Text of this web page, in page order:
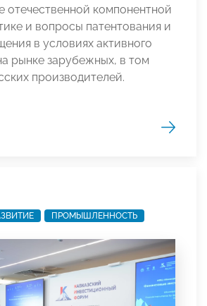
отечественной компонентной
и вопросы патентования и
в условиях активного
рынке зарубежных, в том
производителей.
ПРОМЫШЛЕННОСТЬ